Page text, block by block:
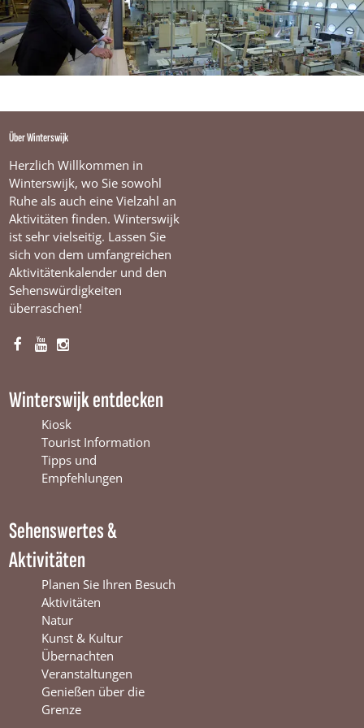
.
Über Winterswijk
Herzlich Willkommen in
Winterswijk, wo Sie sowohl
Ruhe als auch eine Vielzahl an
Aktivitäten finden. Winterswijk
ist sehr vielseitig. Lassen Sie
sich von dem umfangreichen
Aktivitätenkalender und den
Sehenswürdigkeiten
überraschen!
F
e
n
t
e
Y
T
u
b
e
W
t
e
r
s
w
i
j
k
I
t
a
g
r
a
i
t
e
r
s
w
i
j
k
Winterswijk entdecken
Kiosk
Tourist Information
Tipps und
Empfehlungen
Sehenswertes &
Aktivitäten
Planen Sie Ihren Besuch
Aktivitäten
Natur
Kunst & Kultur
Übernachten
Veranstaltungen
Genießen über die
Grenze